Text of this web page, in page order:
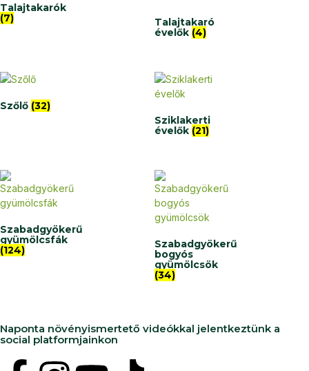
Talajtakarók
(7)
Talajtakaró
évelők (4)
Szőlő (32)
Sziklakerti
évelők (21)
Szabadgyökerű
gyümölcsfák
(124)
Szabadgyökerű
bogyós
gyümölcsök
(34)
Naponta növényismertető videókkal jelentkeztünk a
social platformjainkon